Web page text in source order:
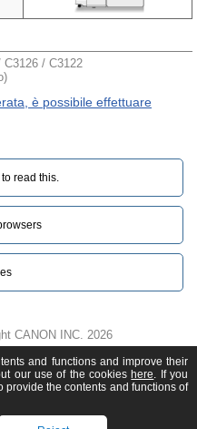
C3126 / C3122
è possibile effettuare
read this.‎
CANON INC. 2026
and functions and improve their
our use of the cookies here. If you
provide the contents and functions of